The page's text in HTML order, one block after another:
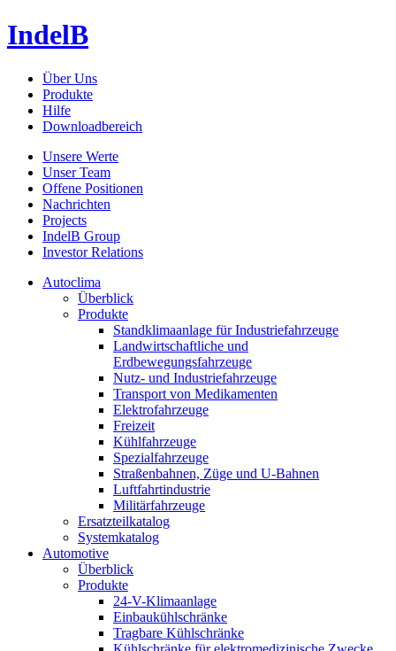
IndelB
Über Uns
Produkte
Hilfe
Downloadbereich
Unsere Werte
Unser Team
Offene Positionen
Nachrichten
Projects
IndelB Group
Investor Relations
Autoclima
Überblick
Produkte
Standklimaanlage für Industriefahrzeuge
Landwirtschaftliche und
Erdbewegungsfahrzeuge
Nutz- und Industriefahrzeuge
Transport von Medikamenten
Elektrofahrzeuge
Freizeit
Kühlfahrzeuge
Spezialfahrzeuge
Straßenbahnen, Züge und U-Bahnen
Luftfahrtindustrie
Militärfahrzeuge
Ersatzteilkatalog
Systemkatalog
Automotive
Überblick
Produkte
24-V-Klimaanlage
Einbaukühlschränke
Tragbare Kühlschränke